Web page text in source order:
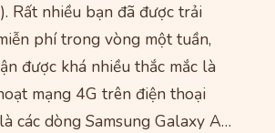
Rất nhiều bạn đã được trải
phí trong vòng một tuần,
được khá nhiều thắc mắc là
mạng 4G trên điện thoại
các dòng Samsung Galaxy A…